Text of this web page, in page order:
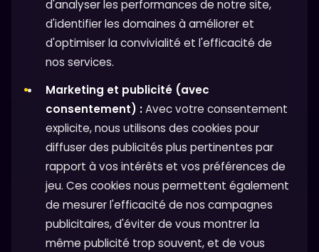
d'analyser les performances de notre site,
d'identifier les domaines à améliorer et
d'optimiser la convivialité et l'efficacité de
nos services.
Marketing et publicité (avec
consentement) :Avec votre consentement
explicite, nous utilisons des cookies pour
diffuser des publicités plus pertinentes par
rapport à vos intérêts et vos préférences de
jeu. Ces cookies nous permettent également
de mesurer l'efficacité de nos campagnes
publicitaires, d'éviter de vous montrer la
même publicité trop souvent, et de vous